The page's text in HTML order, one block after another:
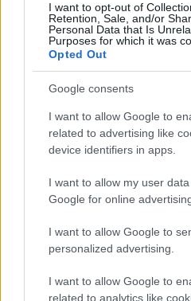
I want to opt-out of
Retention, Sale, and/or
Personal Data that Is
Purposes for which it was
Opted Out
Google consents
I want to allow Google to
related to advertising like
device identifiers in apps.
I want to allow my user
Google for online
I want to allow Google to
personalized advertising.
I want to allow Google to
related to analytics like
Από την πλευρά του, ο
Κόλιν Γουόλσοκ,
παραβίασε το νόμο και
χρήματα ενοικιάζοντας